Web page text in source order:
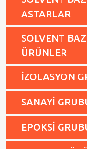
ASTARLAR
SOLVENT
ÜRÜNLER
İZOLASYON
SANAYİ
EPOKSİ